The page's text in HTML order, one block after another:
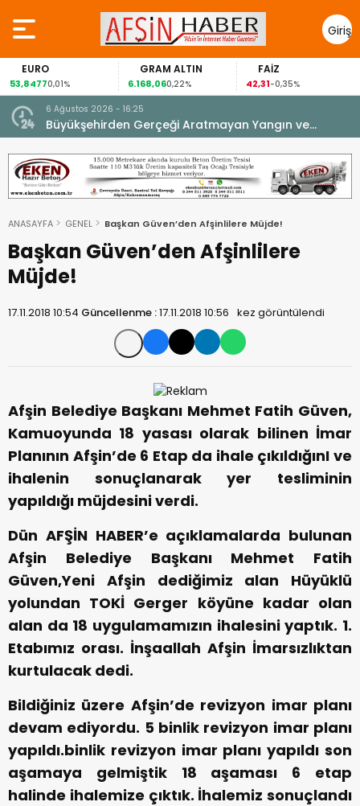
Giriş
Yap
EURO
53,84770,01%
GRAM ALTIN
6.168,060,22%
FAİZ
42,31-0,35%
6 Ağustos 2026 - 16:25
Büyükşehirden Gerçeği Aratmayan Yangın ve
Kurtarma Tatbikatı.
ANASAYFA GENEL Başkan Güven’den Afşinlilere Müjde!
Başkan Güven’den Afşinlilere
Müjde!
17.11.2018 10:54 Güncellenme :17.11.2018 10:56 kez görüntülendi
Afşin Belediye Başkanı Mehmet Fatih Güven,
Kamuoyunda 18 yasası olarak bilinen İmar
Planının Afşin’de 6 Etap da ihale çıkıldığınI ve
ihalenin sonuçlanarak yer tesliminin
yapıldığı müjdesini verdi.
Dün AFŞİN HABER’e açıklamalarda bulunan
Afşin Belediye Başkanı Mehmet Fatih
Güven,Yeni Afşin dediğimiz alan Hüyüklü
yolundan TOKİ Gerger köyüne kadar olan
alan da 18 uygulamamızın ihalesini yaptık. 1.
Etabımız orası. İnşaallah Afşin İmarsızlıktan
kurtulacak dedi.
Bildiğiniz üzere Afşin’de revizyon imar planı
devam ediyordu. 5 binlik revizyon imar planı
yapıldı.binlik revizyon imar planı yapıldı son
aşamaya gelmiştik 18 aşaması 6 etap
halinde ihalemize çıktık. İhalemiz sonuçlandı